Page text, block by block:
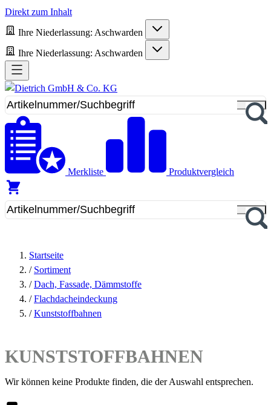
Direkt zum Inhalt
Ihre Niederlassung: Aschwarden
Ihre Niederlassung: Aschwarden
Merkliste Produktvergleich
Startseite
/ Sortiment
/ Dach, Fassade, Dämmstoffe
/ Flachdacheindeckung
/ Kunststoffbahnen
KUNSTSTOFFBAHNEN
Wir können keine Produkte finden, die der Auswahl entsprechen.